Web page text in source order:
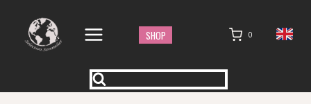
contenu
SHOP 0